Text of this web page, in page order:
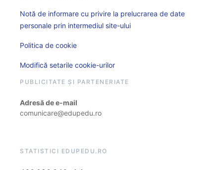
Notă de informare cu privire la prelucrarea de date
personale prin intermediul site-ului
Politica de cookie
Modifică setarile cookie-urilor
PUBLICITATE ȘI PARTENERIATE
Adresă de e-mail
comunicare@edupedu.ro
STATISTICI EDUPEDU.RO